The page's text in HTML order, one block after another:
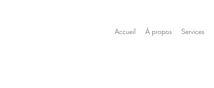
Accueil À propos Services